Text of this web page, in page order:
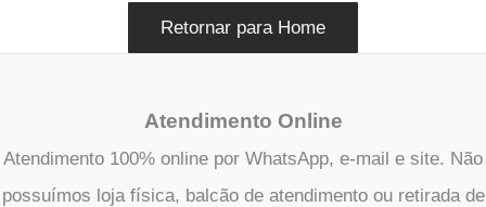
Retornar para Home
Atendimento Online
Atendimento 100% online por WhatsApp, e-mail e site. Não
possuímos loja física, balcão de atendimento ou retirada de